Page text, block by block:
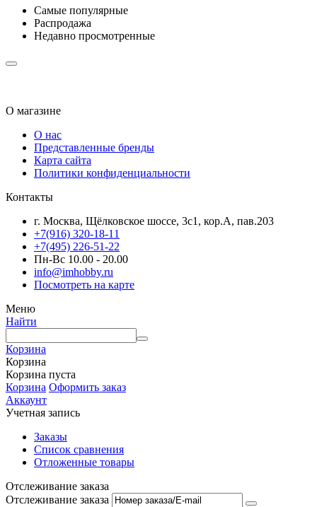
Самые популярные
Распродажа
Недавно просмотренные
О магазине
О нас
Представленные бренды
Карта сайта
Политики конфиденциальности
Контакты
г. Москва, Щёлковское шоссе, 3с1, кор.А, пав.203
+7(916) 320-18-11
+7(495) 226-51-22
Пн-Вс 10.00 - 20.00
info@imhobby.ru
Посмотреть на карте
Меню
Найти
Корзина
Корзина
Корзина пуста
Корзина Оформить заказ
Аккаунт
Учетная запись
Заказы
Список сравнения
Отложенные товары
Отслеживание заказа
Отслеживание заказа